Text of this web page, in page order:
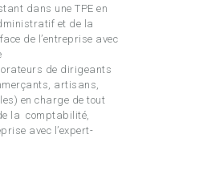
dans une TPE en
et de la
de l’entreprise avec
de dirigeants
artisans,
en charge de tout
la comptabilité,
avec l’expert-